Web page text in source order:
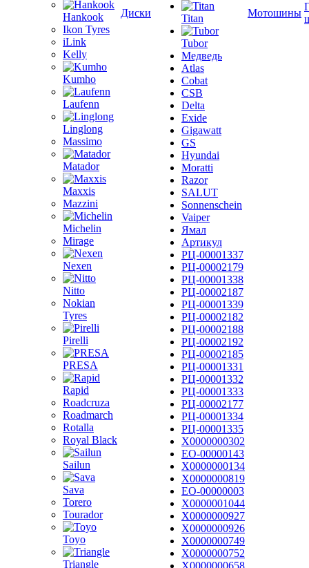
Hankook
Ikon Tyres
iLink
Kelly
Kumho
Laufenn
Linglong
Massimo
Matador
Maxxis
Mazzini
Michelin
Mirage
Nexen
Nitto
Nokian
Tyres
Pirelli
PRESA
Rapid
Roadcruza
Roadmarch
Rotalla
Royal Black
Sailun
Sava
Torero
Tourador
Toyo
Triangle
Диски Titan
Tubor
Медведь
Atlas
Cobat
CSB
Delta
Exide
Gigawatt
GS
Hyundai
Moratti
Razor
SALUT
Sonnenschein
Vaiper
Ямал
Артикул
РЦ-00001337
РЦ-00002179
РЦ-00001338
РЦ-00002187
РЦ-00001339
РЦ-00002182
РЦ-00002188
РЦ-00002192
РЦ-00002185
РЦ-00001331
РЦ-00001332
РЦ-00001333
РЦ-00002177
РЦ-00001334
РЦ-00001335
Х0000000302
ЕО-00000143
Х0000000134
Х0000000819
ЕО-00000003
Х0000001044
Х0000000927
Х0000000926
Х0000000749
Х0000000752
Х0000000658
Мотошины